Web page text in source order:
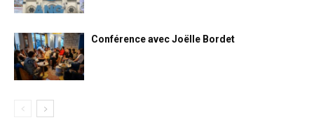
Conférence avec Joëlle Bordet